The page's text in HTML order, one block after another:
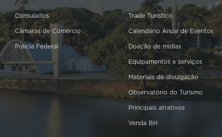
Consulados
Câmaras de Comércio
Polícia Federal
Trade Turístico
Calendário Anual de Eventos
Doação de mídias
Equipamentos e serviços
Materiais de divulgação
Observatório do Turismo
Principais atrativos
Venda BH